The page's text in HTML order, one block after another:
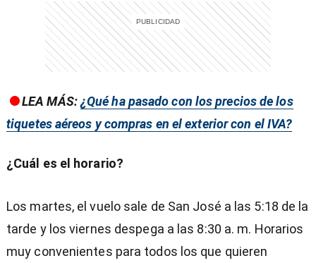
LEA MÁS:¿Qué ha pasado con los precios de los
tiquetes aéreos y compras en el exterior con el IVA?
¿Cuál es el horario?
Los martes, el vuelo sale de San José a las 5:18 de la
tarde y los viernes despega a las 8:30 a. m. Horarios
muy convenientes para todos los que quieren